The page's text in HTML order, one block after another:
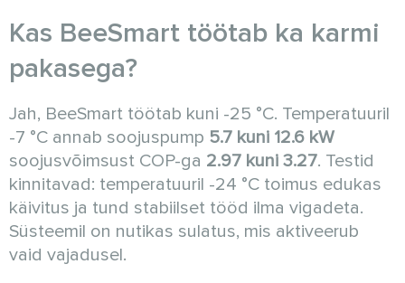
Kas BeeSmart töötab ka karmi
pakasega?
Jah, BeeSmart töötab kuni -25 °C. Temperatuuril
-7 °C annab soojuspump 5.7 kuni 12.6 kW
soojusvõimsust COP-ga 2.97 kuni 3.27. Testid
kinnitavad: temperatuuril -24 °C toimus edukas
käivitus ja tund stabiilset tööd ilma vigadeta.
Süsteemil on nutikas sulatus, mis aktiveerub
vaid vajadusel.